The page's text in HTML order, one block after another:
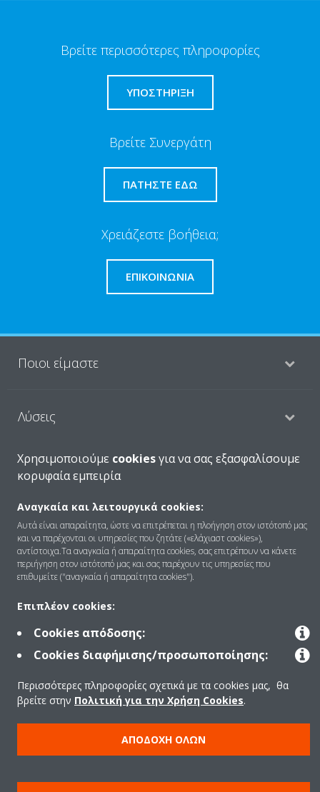
Βρείτε περισσότερες πληροφορίες
ΥΠΟΣΤΗΡΙΞΗ
Βρείτε Συνεργάτη
ΠΑΤΉΣΤΕ ΕΔΏ
Χρειάζεστε βοήθεια;
ΕΠΙΚΟΙΝΩΝΊΑ
Ποιοι είμαστε
Λύσεις
Επικοινωνία
Προϊόντα
Copyright © Daikin
Ανακοίνωση νομικού περιεχομένου
Χρησιμοποιούμε cookiesγια να σας εξασφαλίσουμε
κορυφαία εμπειρία
Αναγκαία και λειτουργικά cookies:
Αυτά είναι απαραίτητα, ώστε να επιτρέπεται η πλοήγηση στον ιστότοπό μας
και να παρέχονται οι υπηρεσίες που ζητάτε («ελάχιαστ cookies»),
αντίστοιχα.Τα αναγκαία ή απαραίτητα cookies, σας επιτρέπουν να κάνετε
περιήγηση στον ιστότοπό μας και σας παρέχουν τις υπηρεσίες που
επιθυμείτε ("αναγκαία ή απαραίτητα cookies").
Επιπλέον cookies:
Cookies απόδοσης:
Cookies διαφήμισης/προσωποποίησης:
Περισσότερες πληροφορίες σχετικά με τα cookies μας, θα
βρείτε στην Πολιτική για την Χρήση Cookies.
ΑΠΟΔΟΧΉ ΌΛΩΝ